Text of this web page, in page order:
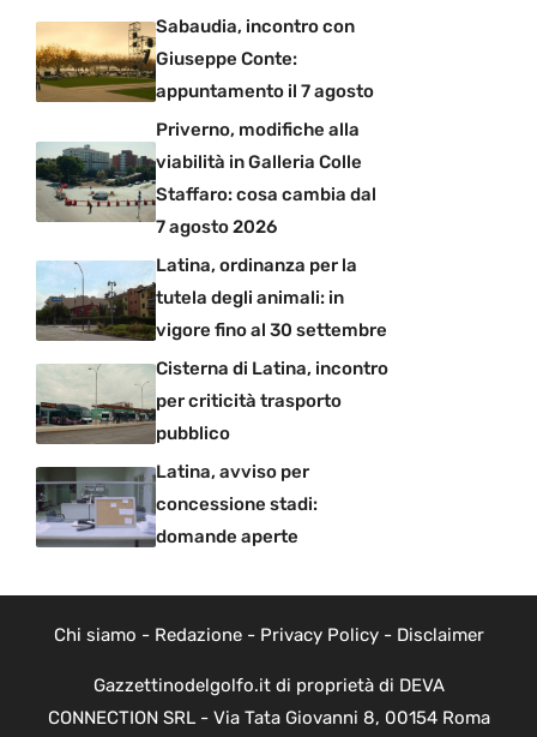
Sabaudia, incontro con
Giuseppe Conte:
appuntamento il 7 agosto
Priverno, modifiche alla
viabilità in Galleria Colle
Staffaro: cosa cambia dal
7 agosto 2026
Latina, ordinanza per la
tutela degli animali: in
vigore fino al 30 settembre
Cisterna di Latina, incontro
per criticità trasporto
pubblico
Latina, avviso per
concessione stadi:
domande aperte
Chi siamo - Redazione- Privacy Policy- Disclaimer
Gazzettinodelgolfo.it di proprietà di DEVA
CONNECTION SRL - Via Tata Giovanni 8, 00154 Roma